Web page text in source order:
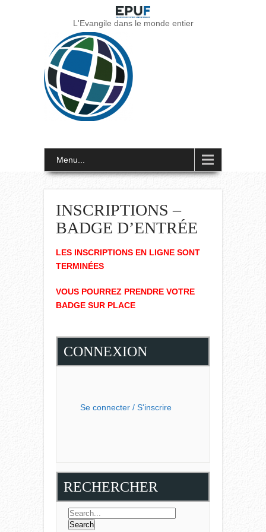
L'Evangile dans le monde entier
Menu...
INSCRIPTIONS –
BADGE D’ENTRÉE
LES INSCRIPTIONS EN LIGNE SONT
TERMINÉES
VOUS POURREZ PRENDRE VOTRE
BADGE SUR PLACE
CONNEXION
Se connecter / S'inscrire
RECHERCHER